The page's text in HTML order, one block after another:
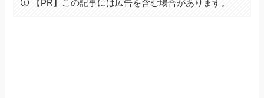
【PR】この記事には広告を含む場合があります。